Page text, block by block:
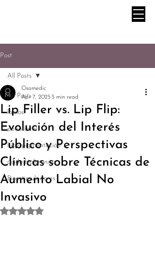
Post
All Posts
labios
periorbital
hiperpigmentación
ácido hialuronico
Bioestimuladores
All Posts
Lip Filler vs. Lip Flip:
Evolución del Interés
Público y Perspectivas
Clínicas sobre Técnicas de
Aumento Labial No
Invasivo
Osamedic
Apr 7, 2025 3 min read
Rated NaN out of 5 stars.